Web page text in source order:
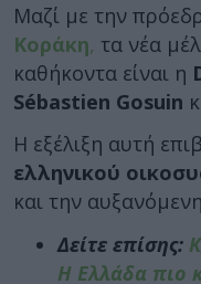
Μαζί με την
Κοράκη, τα νέα
καθήκοντα είναι η
Sébastien Gosuin
Η εξέλιξη αυτή
ελληνικού
και την
Δείτε επίσης:
Η Ελλάδα πιο